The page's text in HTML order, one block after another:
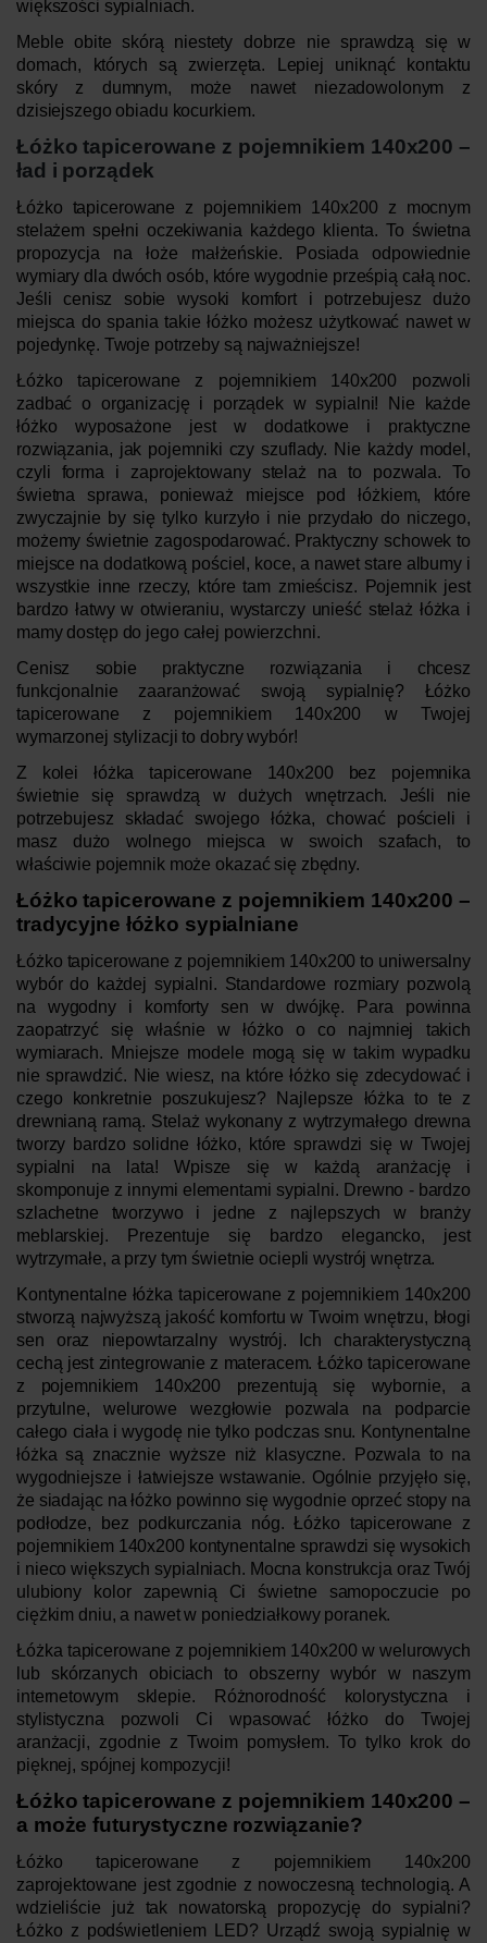
większości sypialniach.
Meble obite skórą niestety dobrze nie sprawdzą się w
domach, których są zwierzęta. Lepiej uniknąć kontaktu
skóry z dumnym, może nawet niezadowolonym z
dzisiejszego obiadu kocurkiem.
Łóżko tapicerowane z pojemnikiem 140x200 –
ład i porządek
Łóżko tapicerowane z pojemnikiem 140x200 z mocnym
stelażem spełni oczekiwania każdego klienta. To świetna
propozycja na łoże małżeńskie. Posiada odpowiednie
wymiary dla dwóch osób, które wygodnie prześpią całą noc.
Jeśli cenisz sobie wysoki komfort i potrzebujesz dużo
miejsca do spania takie łóżko możesz użytkować nawet w
pojedynkę. Twoje potrzeby są najważniejsze!
Łóżko tapicerowane z pojemnikiem 140x200 pozwoli
zadbać o organizację i porządek w sypialni! Nie każde
łóżko wyposażone jest w dodatkowe i praktyczne
rozwiązania, jak pojemniki czy szuflady. Nie każdy model,
czyli forma i zaprojektowany stelaż na to pozwala. To
świetna sprawa, ponieważ miejsce pod łóżkiem, które
zwyczajnie by się tylko kurzyło i nie przydało do niczego,
możemy świetnie zagospodarować. Praktyczny schowek to
miejsce na dodatkową pościel, koce, a nawet stare albumy i
wszystkie inne rzeczy, które tam zmieścisz. Pojemnik jest
bardzo łatwy w otwieraniu, wystarczy unieść stelaż łóżka i
mamy dostęp do jego całej powierzchni.
Cenisz sobie praktyczne rozwiązania i chcesz
funkcjonalnie zaaranżować swoją sypialnię? Łóżko
tapicerowane z pojemnikiem 140x200 w Twojej
wymarzonej stylizacji to dobry wybór!
Z kolei łóżka tapicerowane 140x200 bez pojemnika
świetnie się sprawdzą w dużych wnętrzach. Jeśli nie
potrzebujesz składać swojego łóżka, chować pościeli i
masz dużo wolnego miejsca w swoich szafach, to
właściwie pojemnik może okazać się zbędny.
Łóżko tapicerowane z pojemnikiem 140x200 –
tradycyjne łóżko sypialniane
Łóżko tapicerowane z pojemnikiem 140x200 to uniwersalny
wybór do każdej sypialni. Standardowe rozmiary pozwolą
na wygodny i komforty sen w dwójkę. Para powinna
zaopatrzyć się właśnie w łóżko o co najmniej takich
wymiarach. Mniejsze modele mogą się w takim wypadku
nie sprawdzić. Nie wiesz, na które łóżko się zdecydować i
czego konkretnie poszukujesz? Najlepsze łóżka to te z
drewnianą ramą. Stelaż wykonany z wytrzymałego drewna
tworzy bardzo solidne łóżko, które sprawdzi się w Twojej
sypialni na lata! Wpisze się w każdą aranżację i
skomponuje z innymi elementami sypialni. Drewno - bardzo
szlachetne tworzywo i jedne z najlepszych w branży
meblarskiej. Prezentuje się bardzo elegancko, jest
wytrzymałe, a przy tym świetnie ociepli wystrój wnętrza.
Kontynentalne łóżka tapicerowane z pojemnikiem 140x200
stworzą najwyższą jakość komfortu w Twoim wnętrzu, błogi
sen oraz niepowtarzalny wystrój. Ich charakterystyczną
cechą jest zintegrowanie z materacem. Łóżko tapicerowane
z pojemnikiem 140x200 prezentują się wybornie, a
przytulne, welurowe wezgłowie pozwala na podparcie
całego ciała i wygodę nie tylko podczas snu. Kontynentalne
łóżka są znacznie wyższe niż klasyczne. Pozwala to na
wygodniejsze i łatwiejsze wstawanie. Ogólnie przyjęło się,
że siadając na łóżko powinno się wygodnie oprzeć stopy na
podłodze, bez podkurczania nóg.Łóżko tapicerowane z
pojemnikiem 140x200 kontynentalne sprawdzi się wysokich
i nieco większych sypialniach. Mocna konstrukcja oraz Twój
ulubiony kolor zapewnią Ci świetne samopoczucie po
ciężkim dniu, a nawet w poniedziałkowy poranek.
Łóżka tapicerowane z pojemnikiem 140x200 w welurowych
lub skórzanych obiciach to obszerny wybór w naszym
internetowym sklepie. Różnorodność kolorystyczna i
stylistyczna pozwoli Ci wpasować łóżko do Twojej
aranżacji, zgodnie z Twoim pomysłem. To tylko krok do
pięknej, spójnej kompozycji!
Łóżko tapicerowane z pojemnikiem 140x200 –
a może futurystyczne rozwiązanie?
Łóżko tapicerowane z pojemnikiem 140x200
zaprojektowane jest zgodnie z nowoczesną technologią. A
wdzieliście już tak nowatorską propozycję do sypialni?
Łóżko z podświetleniem LED? Urządź swoją sypialnię w